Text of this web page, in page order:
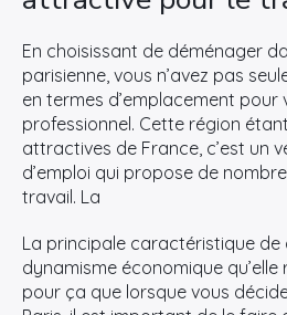
En choisissant de déménager
parisienne, vous n’avez pas
en termes d’emplacement
professionnel. Cette région
attractives de France, c’est un
d’emploi qui propose de
travail. La
La principale caractéristique de
dynamisme économique qu’elle
pour ça que lorsque vous